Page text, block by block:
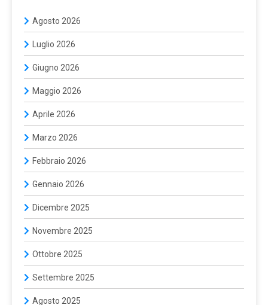
Agosto 2026
Luglio 2026
Giugno 2026
Maggio 2026
Aprile 2026
Marzo 2026
Febbraio 2026
Gennaio 2026
Dicembre 2025
Novembre 2025
Ottobre 2025
Settembre 2025
Agosto 2025